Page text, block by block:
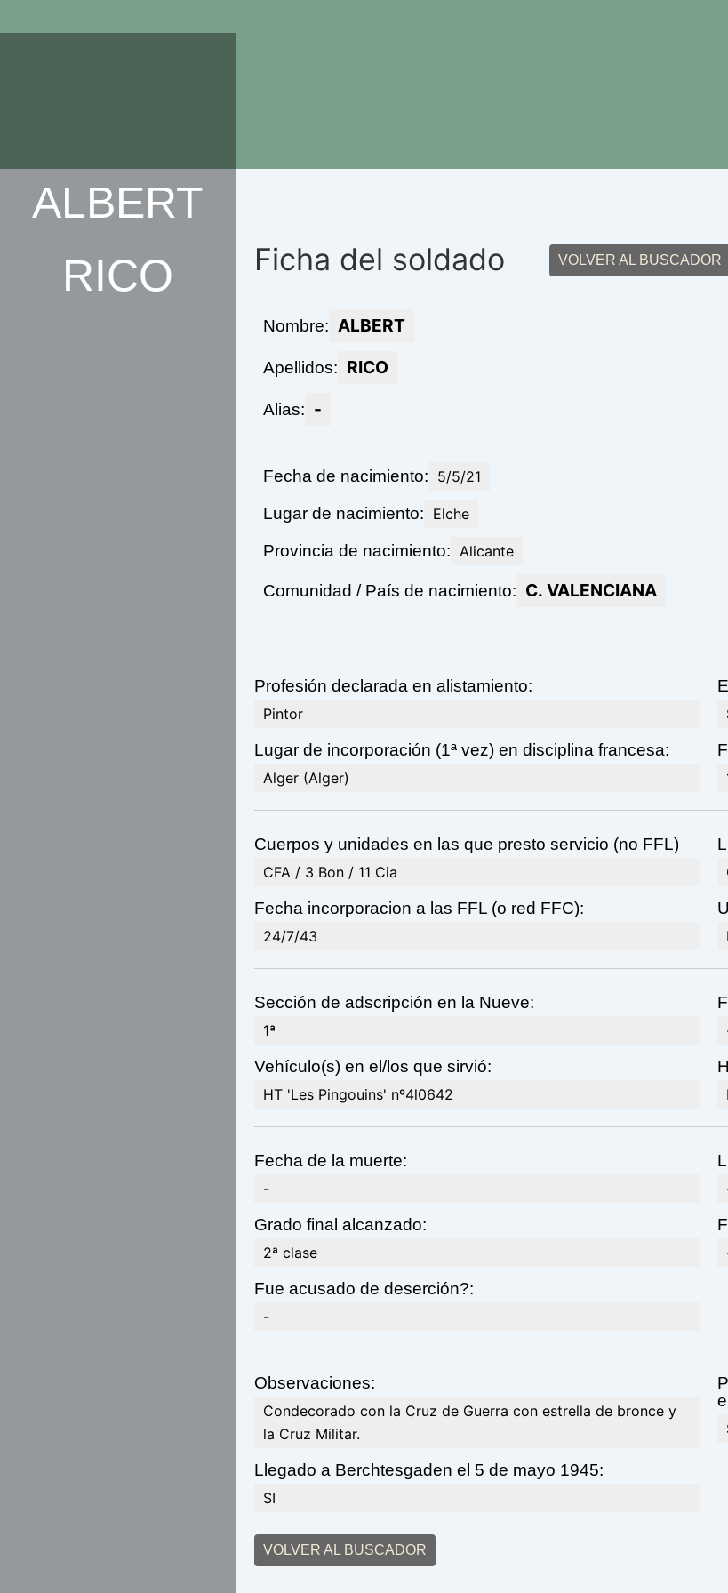
al
ALBERT
RICO
Ficha del soldado VOLVER AL BUSCADOR
Nombre: ALBERT
Apellidos: RICO
Alias: -
Fecha de nacimiento: 5/5/21
Lugar de nacimiento: Elche
Provincia de nacimiento: Alicante
Comunidad / País de nacimiento: C. VALENCIANA
Profesión declarada en alistamiento:
Pintor
Lugar de incorporación (1ª vez) en disciplina francesa:
Alger (Alger)
Cuerpos y unidades en las que presto servicio (no FFL)
CFA / 3 Bon / 11 Cia
Fecha incorporacion a las FFL (o red FFC):
24/7/43
Sección de adscripción en la Nueve:
1ª
Vehículo(s) en el/los que sirvió:
HT 'Les Pingouins' nº4l0642
Fecha de la muerte:
-
Grado final alcanzado:
2ª clase
Fue acusado de deserción?:
-
Observaciones:
Condecorado con la Cruz de Guerra con estrella de bronce y
la Cruz Militar.
Llegado a Berchtesgaden el 5 de mayo 1945:
SI
VOLVER AL BUSCADOR